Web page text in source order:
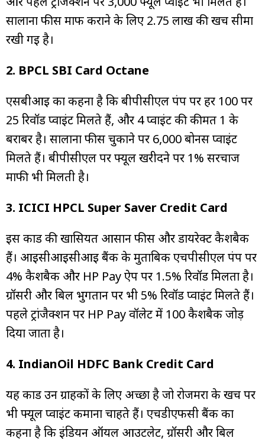
सालाना फीस माफ कराने के लिए ₹2.75 लाख की खर्च सीमा
रखी गई है।
2. BPCL SBI Card Octane
एसबीआई का कहना है कि बीपीसीएल पंप पर हर ₹100 पर
25 रिवॉर्ड प्वाइंट मिलते हैं, और 4 प्वाइंट की कीमत ₹1 के
बराबर है। सालाना फीस चुकाने पर 6,000 बोनस प्वाइंट
मिलते हैं। बीपीसीएल पर फ्यूल खरीदने पर 1% सरचार्ज
माफी भी मिलती है।
3. ICICI HPCL Super Saver Credit Card
इस कार्ड की खासियत आसान फीस और डायरेक्ट कैशबैक
हैं। आईसीआईसीआई बैंक के मुताबिक एचपीसीएल पंप पर
4% कैशबैक और HP Pay ऐप पर 1.5% रिवॉर्ड मिलता है।
ग्रॉसरी और बिल भुगतान पर भी 5% रिवॉर्ड प्वाइंट मिलते हैं।
पहले ट्रांजैक्शन पर HP Pay वॉलेट में ₹100 कैशबैक जोड़
दिया जाता है।
4. IndianOil HDFC Bank Credit Card
यह कार्ड उन ग्राहकों के लिए अच्छा है जो रोजमर्रा के खर्च पर
भी फ्यूल प्वाइंट कमाना चाहते हैं। एचडीएफसी बैंक का
कहना है कि इंडियन ऑयल आउटलेट, ग्रॉसरी और बिल